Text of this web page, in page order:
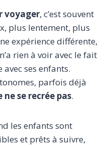
voyager, c’est souvent
plus lentement, plus
expérience différente,
rien à voir avec le fait
ses enfants.
parfois déjà
ne se recrée pas.
les enfants sont
et prêts à suivre,